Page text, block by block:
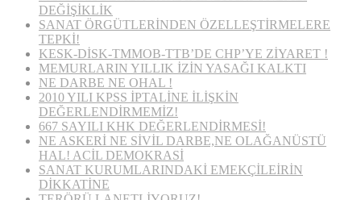
DEĞİŞİKLİK
SANAT ÖRGÜTLERİNDEN ÖZELLEŞTİRMELERE
TEPKİ!
KESK-DİSK-TMMOB-TTB’DE CHP’YE ZİYARET !
MEMURLARIN YILLIK İZİN YASAĞI KALKTI
NE DARBE NE OHAL !
2010 YILI KPSS İPTALİNE İLİŞKİN
DEĞERLENDİRMEMİZ!
667 SAYILI KHK DEĞERLENDİRMESİ!
NE ASKERİ NE SİVİL DARBE,NE OLAĞANÜSTÜ
HAL! ACİL DEMOKRASİ
SANAT KURUMLARINDAKİ EMEKÇİLEİRİN
DİKKATİNE